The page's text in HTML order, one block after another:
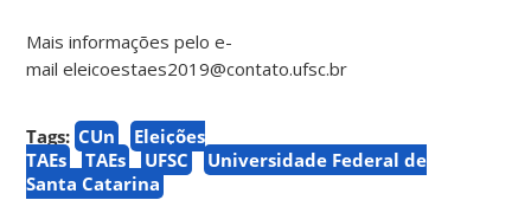
Mais informações pelo e-
mail eleicoestaes2019@contato.ufsc.br
Tags: CUn
Eleições
TAEs
TAEs UFSC
Universidade Federal de
Santa Catarina